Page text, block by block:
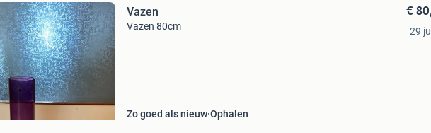
Vazen
Vazen 80cm
Zo goed als nieuw Ophalen
€
29